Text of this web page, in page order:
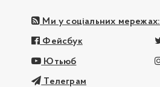
Ми у соціальних мережах:
Фейсбук
Ютьюб
Телеграм